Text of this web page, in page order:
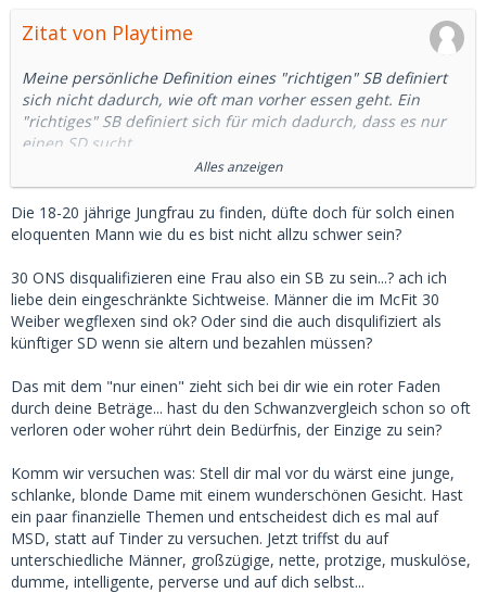
Zitat von Playtime
Meine persönliche Definition eines "richtigen" SB definiert
sich nicht dadurch, wie oft man vorher essen geht. Ein
"richtiges" SB definiert sich für mich dadurch, dass es nur
einen SD sucht.
Natürlich kann sie bei dieser Suche auch 1 oder 2 Mal falsch
liegen.
Ein "SB" das vorher wahllos 30 ONS hatte, ist für mich kein
SB.
Das ist eine Sexdienstleisterin, kein SB. Punkt, fertig aus.
Alles anzeigen
Die 18-20 jährige Jungfrau zu finden, düfte doch für solch einen
eloquenten Mann wie du es bist nicht allzu schwer sein?
30 ONS disqualifizieren eine Frau also ein SB zu sein...? ach ich
liebe dein eingeschränkte Sichtweise. Männer die im McFit 30
Weiber wegflexen sind ok? Oder sind die auch disqulifiziert als
künftiger SD wenn sie altern und bezahlen müssen?
Das mit dem "nur einen" zieht sich bei dir wie ein roter Faden
durch deine Beträge... hast du den Schwanzvergleich schon so oft
verloren oder woher rührt dein Bedürfnis, der Einzige zu sein?
Komm wir versuchen was: Stell dir mal vor du wärst eine junge,
schlanke, blonde Dame mit einem wunderschönen Gesicht. Hast
ein paar finanzielle Themen und entscheidest dich es mal auf
MSD, statt auf Tinder zu versuchen. Jetzt triffst du auf
unterschiedliche Männer, großzügige, nette, protzige, muskulöse,
dumme, intelligente, perverse und auf dich selbst...